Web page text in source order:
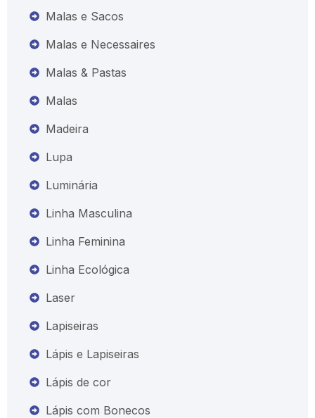
Malas e Sacos
Malas e Necessaires
Malas & Pastas
Malas
Madeira
Lupa
Luminária
Linha Masculina
Linha Feminina
Linha Ecológica
Laser
Lapiseiras
Lápis e Lapiseiras
Lápis de cor
Lápis com Bonecos